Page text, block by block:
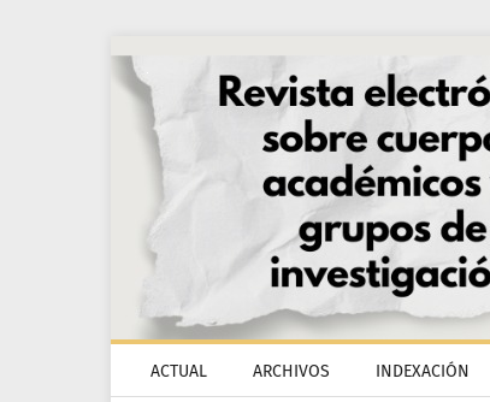
ACTUAL ARCHIVOS INDEXACIÓN